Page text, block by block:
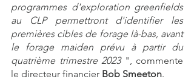
programmes d'exploration greenfields
au CLP permettront d'identifier les
premières cibles de forage là-bas, avant
le forage maiden prévu à partir du
quatrième trimestre 2023 ", commente
le directeur financier Bob Smeeton.